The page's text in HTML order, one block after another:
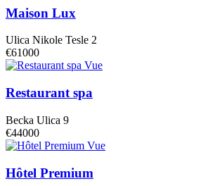
Maison Lux
Ulica Nikole Tesle 2
€61000
Vue
Restaurant spa
Becka Ulica 9
€44000
Vue
Hôtel Premium